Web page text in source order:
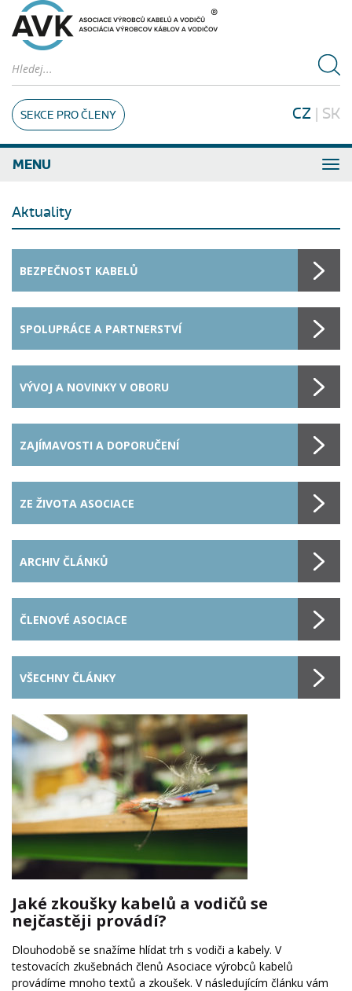
SEKCE PRO ČLENY CZ | SK
MENU
Aktuality
BEZPEČNOST KABELŮ
SPOLUPRÁCE A PARTNERSTVÍ
VÝVOJ A NOVINKY V OBORU
ZAJÍMAVOSTI A DOPORUČENÍ
ZE ŽIVOTA ASOCIACE
ARCHIV ČLÁNKŮ
ČLENOVÉ ASOCIACE
VŠECHNY ČLÁNKY
Jaké zkoušky kabelů a vodičů se
nejčastěji provádí?
Dlouhodobě se snažíme hlídat trh s vodiči a kabely. V
testovacích zkušebnách členů Asociace výrobců kabelů
provádíme mnoho textů a zkoušek. V následujícím článku vám